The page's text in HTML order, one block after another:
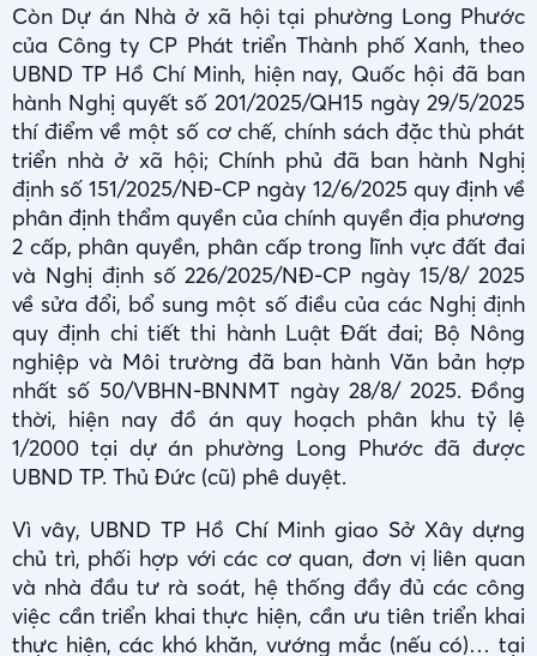
Còn Dự án Nhà ở xã hội tại phường Long Phước
của Công ty CP Phát triển Thành phố Xanh, theo
UBND TP Hồ Chí Minh, hiện nay, Quốc hội đã ban
hành Nghị quyết số 201/2025/QH15 ngày 29/5/2025
thí điểm về một số cơ chế, chính sách đặc thù phát
triển nhà ở xã hội; Chính phủ đã ban hành Nghị
định số 151/2025/NĐ-CP ngày 12/6/2025 quy định về
phân định thẩm quyền của chính quyền địa phương
2 cấp, phân quyền, phân cấp trong lĩnh vực đất đai
và Nghị định số 226/2025/NĐ-CP ngày 15/8/ 2025
về sửa đổi, bổ sung một số điều của các Nghị định
quy định chi tiết thi hành Luật Đất đai; Bộ Nông
nghiệp và Môi trường đã ban hành Văn bản hợp
nhất số 50/VBHN-BNNMT ngày 28/8/ 2025. Đồng
thời, hiện nay đồ án quy hoạch phân khu tỷ lệ
1/2000 tại dự án phường Long Phước đã được
UBND TP. Thủ Đức (cũ) phê duyệt.
Vì vây, UBND TP Hồ Chí Minh giao Sở Xây dựng
chủ trì, phối hợp với các cơ quan, đơn vị liên quan
và nhà đầu tư rà soát, hệ thống đầy đủ các công
việc cần triển khai thực hiện, cần ưu tiên triển khai
thực hiện, các khó khăn, vướng mắc (nếu có)… tại